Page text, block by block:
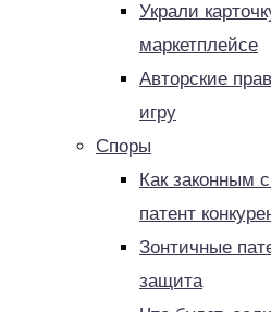
Украли
маркетплейсе
Авторские
игру
Споры
Как законным
патент
Зонтичные
защита